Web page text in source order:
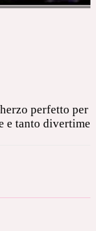
perfetto per
e tanto